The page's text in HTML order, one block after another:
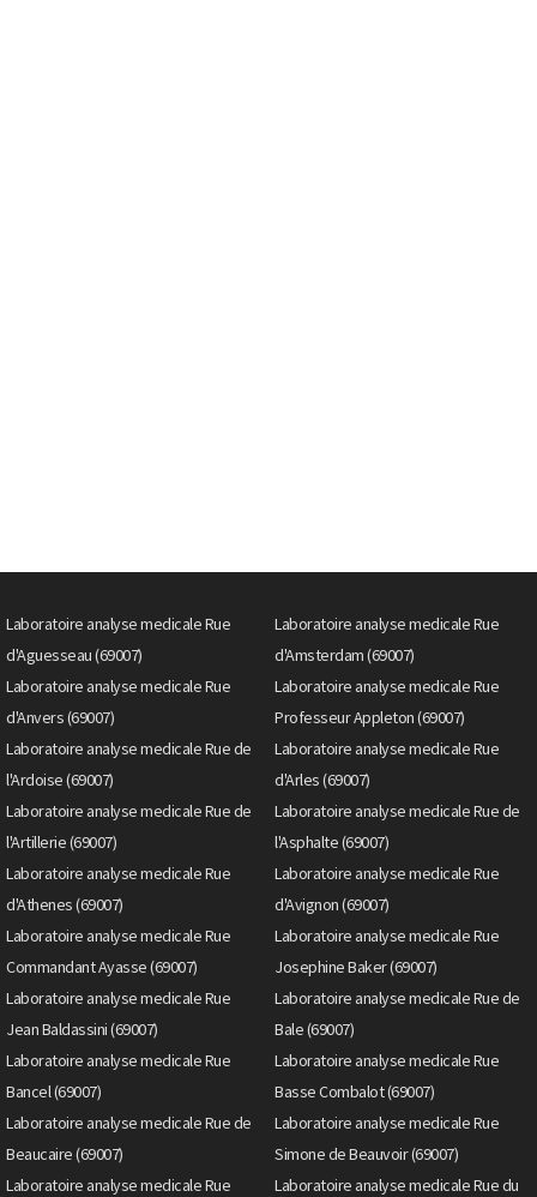
Laboratoire analyse medicale Rue
d'Aguesseau (69007)
Laboratoire analyse medicale Rue
d'Amsterdam (69007)
Laboratoire analyse medicale Rue
d'Anvers (69007)
Laboratoire analyse medicale Rue
Professeur Appleton (69007)
Laboratoire analyse medicale Rue de
l'Ardoise (69007)
Laboratoire analyse medicale Rue
d'Arles (69007)
Laboratoire analyse medicale Rue de
l'Artillerie (69007)
Laboratoire analyse medicale Rue de
l'Asphalte (69007)
Laboratoire analyse medicale Rue
d'Athenes (69007)
Laboratoire analyse medicale Rue
d'Avignon (69007)
Laboratoire analyse medicale Rue
Commandant Ayasse (69007)
Laboratoire analyse medicale Rue
Josephine Baker (69007)
Laboratoire analyse medicale Rue
Jean Baldassini (69007)
Laboratoire analyse medicale Rue de
Bale (69007)
Laboratoire analyse medicale Rue
Bancel (69007)
Laboratoire analyse medicale Rue
Basse Combalot (69007)
Laboratoire analyse medicale Rue de
Beaucaire (69007)
Laboratoire analyse medicale Rue
Simone de Beauvoir (69007)
Laboratoire analyse medicale Rue
Laboratoire analyse medicale Rue du